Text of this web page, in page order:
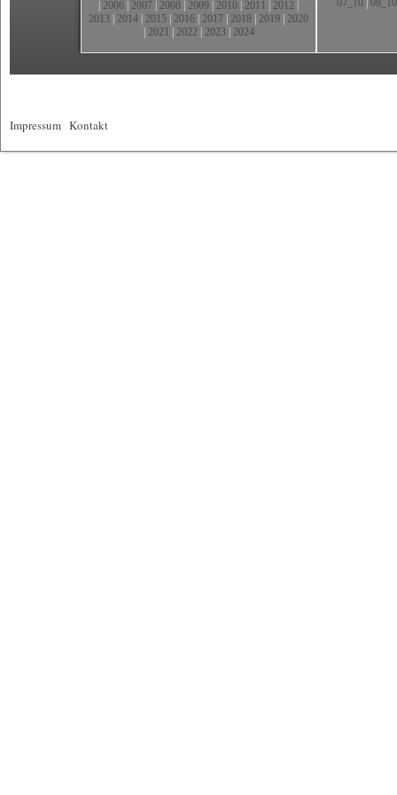
2006 2007 2008 2009 2010 2011 2012
2013 2014 2015 2016 2017 2018 2019 2020
2021 2022 2023| 2024
07_10 08_10
Impressum Kontakt